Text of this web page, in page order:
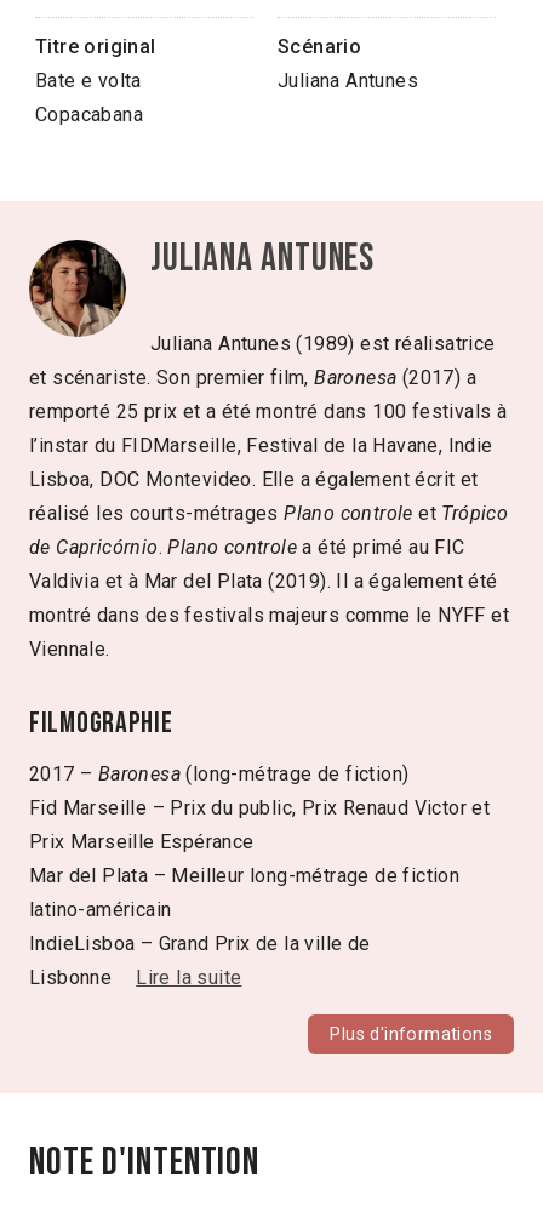
Titre original
Bate e volta
Copacabana
Scénario
Juliana Antunes
Juliana Antunes
Juliana Antunes (1989) est réalisatrice
et scénariste. Son premier film,Baronesa (2017) a
remporté 25 prix et a été montré dans 100 festivals à
l’instar du FIDMarseille, Festival de la Havane, Indie
Lisboa, DOC Montevideo. Elle a également écrit et
réalisé les courts-métragesPlano controle et Trópico
de Capricórnio.Plano controle a été primé au FIC
Valdivia et à Mar del Plata (2019). Il a également été
montré dans des festivals majeurs comme le NYFF et
Viennale.
Filmographie
2017 – Baronesa (long-métrage de fiction)
Fid Marseille – Prix du public, Prix Renaud Victor et
Prix Marseille Espérance
Mar del Plata – Meilleur long-métrage de fiction
latino-américain
IndieLisboa – Grand Prix de la ville de
Lisbonne
Lire la suite
Plus d'informations
Note d'intention